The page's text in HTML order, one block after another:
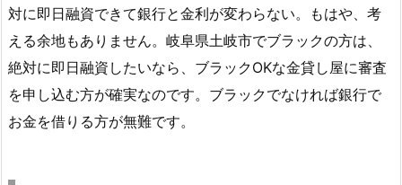
対に即日融資できて銀行と金利が変わらない。もはや、考
える余地もありません。岐阜県土岐市でブラックの方は、
絶対に即日融資したいなら、ブラックOKな金貸し屋に審査
を申し込む方が確実なのです。ブラックでなければ銀行で
お金を借りる方が無難です。